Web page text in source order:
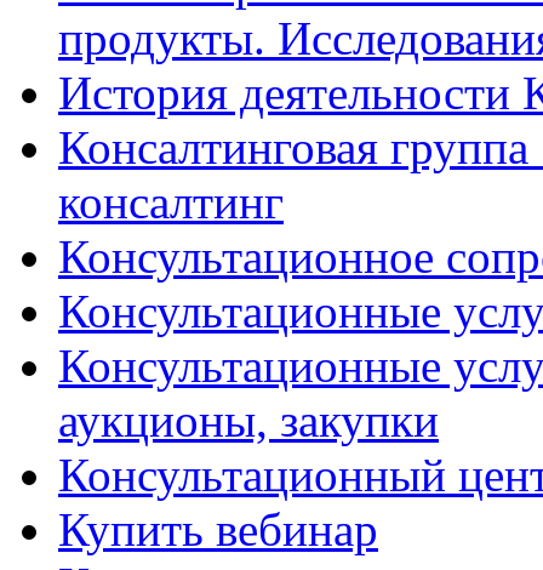
продукты.
История деятельности
Консалтинговая
консалтинг
Консультационное
Консультационные
Консультационные
аукционы, закупки
Консультационный
Купить вебинар